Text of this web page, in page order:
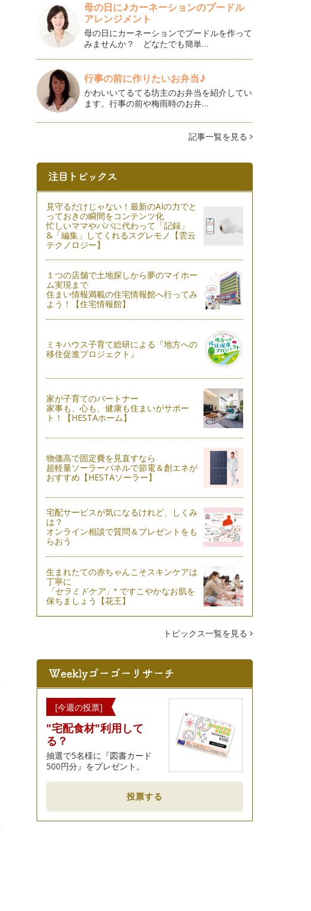
母の日に♪カーネーションのプードル
アレンジメント
母の日にカーネーションでプードルを作って
みませんか？ どなたでも簡単…
行事の前に作りたいお弁当♪
かわいいてるてる坊主のお弁当を紹介してい
ます。行事の前や梅雨時のお弁…
記事一覧を見る
見守るだけじゃない！最新のAIの力でと
っておきの瞬間をコンテンツ化
忙しいママやパパに代わって「記録」
&「編集」してくれるスグレモノ【雲云
テクノロジー】
１つの店舗で土地探しから夢のマイホー
ム実現まで
住まい情報満載の住宅情報館へ行ってみ
よう！【住宅情報館】
ミキハウス子育て総研による『地方への
移住促進プロジェクト』
家が子育てのパートナー
家事も、心も、健康も住まいがサポー
ト！【HESTAホーム】
物価高で固定費を見直すなら
超軽量ソーラーパネルで節電＆創エネが
おすすめ【HESTAソーラー】
宅配サービスが気になるけれど、しくみ
は？
オンライン相談で質問＆プレゼントをも
らおう
生まれたての赤ちゃんこそスキンケアは
丁寧に
「セラミドケア」 ※ですこやかなお肌を
保ちましょう【花王】
トピックス一覧を見る
[今週の投票]
"宅配食材"利用して
る？
抽選で5名様に『図書カード
500円分』をプレゼント。
投票する